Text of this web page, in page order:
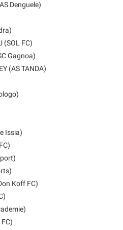
Denguele)
(SOL FC)
Gagnoa)
(AS TANDA)
Issia)
Koff FC)